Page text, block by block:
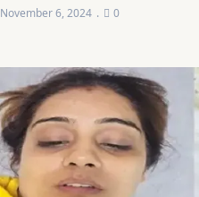
November 6, 2024 0